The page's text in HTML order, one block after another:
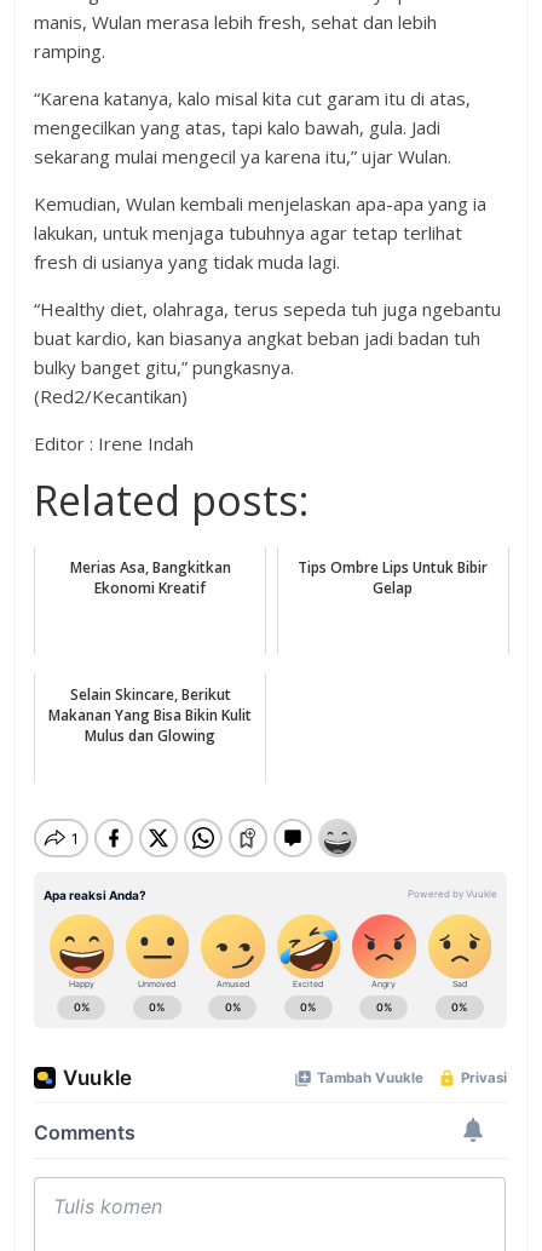
manis, Wulan merasa lebih fresh, sehat dan lebih
ramping.
“Karena katanya, kalo misal kita cut garam itu di atas,
mengecilkan yang atas, tapi kalo bawah, gula. Jadi
sekarang mulai mengecil ya karena itu,” ujar Wulan.
Kemudian, Wulan kembali menjelaskan apa-apa yang ia
lakukan, untuk menjaga tubuhnya agar tetap terlihat
fresh di usianya yang tidak muda lagi.
“Healthy diet, olahraga, terus sepeda tuh juga ngebantu
buat kardio, kan biasanya angkat beban jadi badan tuh
bulky banget gitu,” pungkasnya.
(Red2/Kecantikan)
Editor : Irene Indah
Related posts:
Merias Asa, Bangkitkan
Ekonomi Kreatif
Tips Ombre Lips Untuk Bibir
Gelap
Selain Skincare, Berikut
Makanan Yang Bisa Bikin Kulit
Mulus dan Glowing